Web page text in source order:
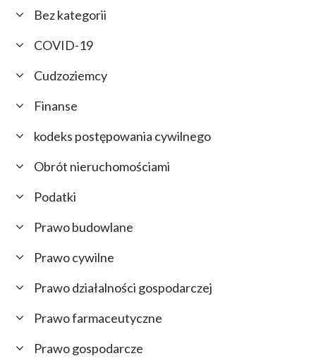
Bez kategorii
COVID-19
Cudzoziemcy
Finanse
kodeks postępowania cywilnego
Obrót nieruchomościami
Podatki
Prawo budowlane
Prawo cywilne
Prawo działalności gospodarczej
Prawo farmaceutyczne
Prawo gospodarcze